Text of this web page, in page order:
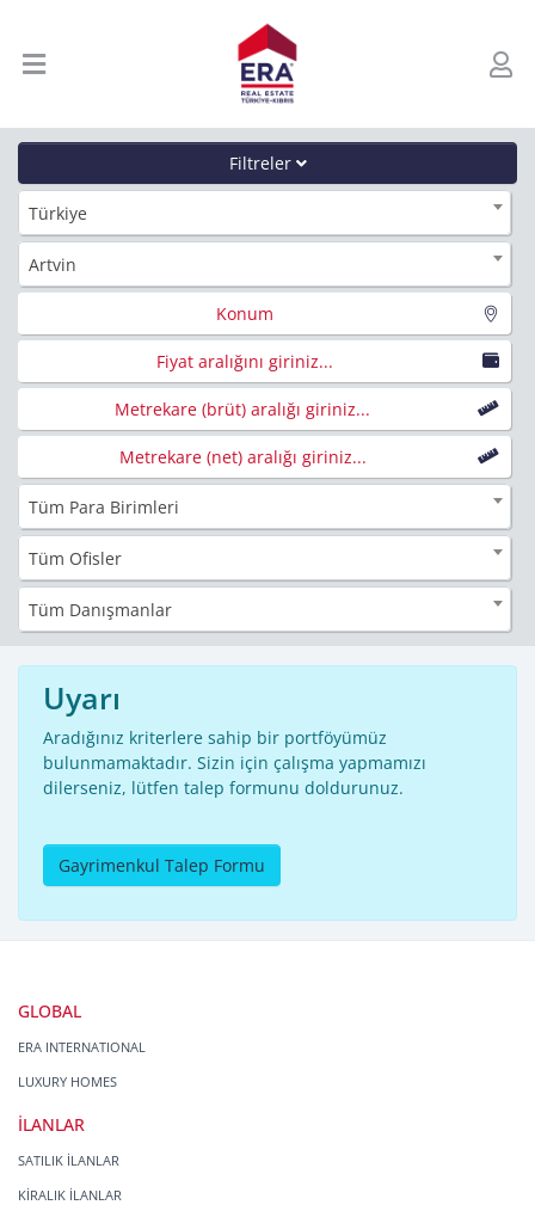
Filtreler
Türkiye
Artvin
Konum
Fiyat aralığını giriniz...
Metrekare (brüt) aralığı giriniz...
Metrekare (net) aralığı giriniz...
Tüm Para Birimleri
Tüm Ofisler
Tüm Danışmanlar
Uyarı
Aradığınız kriterlere sahip bir portföyümüz
bulunmamaktadır. Sizin için çalışma yapmamızı
dilerseniz, lütfen talep formunu doldurunuz.
Gayrimenkul Talep Formu
GLOBAL
ERA INTERNATIONAL
LUXURY HOMES
İLANLAR
SATILIK İLANLAR
KİRALIK İLANLAR